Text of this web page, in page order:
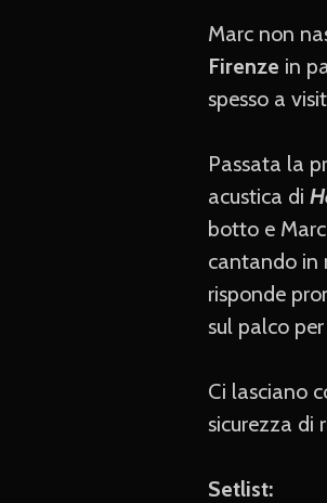
Marc non
Firenze in
spesso a
Passata la
acustica di
botto e
cantando in
risponde
sul palco
Ci lasciano
sicurezza di
Setlist: